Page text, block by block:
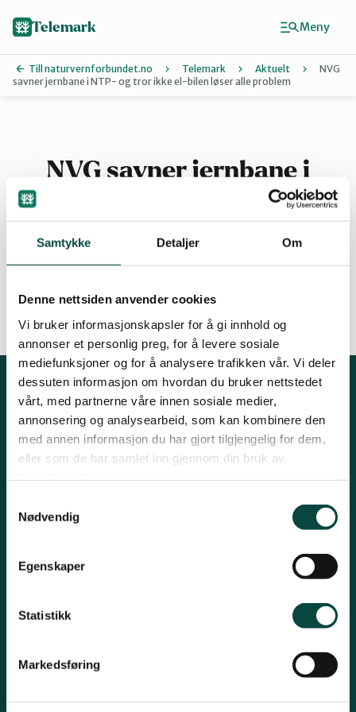
Samtykke Detaljer Om
Denne nettsiden anvender cookies
Vi bruker informasjonskapsler for å gi innhold og
annonser et personlig preg, for å levere sosiale
mediefunksjoner og for å analysere trafikken vår. Vi deler
dessuten informasjon om hvordan du bruker nettstedet
vårt, med partnerne våre innen sosiale medier,
annonsering og analysearbeid, som kan kombinere den
med annen informasjon du har gjort tilgjengelig for dem,
eller som de har samlet inn gjennom din bruk av
Nødvendig
Egenskaper
Statistikk
Markedsføring
Midt-Telemark
Øst-Telemark
Vest-Telemark
Telemark
Till naturvernforbundet.no Telemark Aktuelt
NVG
savner jernbane i NTP- og tror ikke el-bilen løser alle problem
NVG savner jernbane i
NTP- og tror ikke el-bilen
løser alle problem
By Anne Mjelva
04.05.2021 10:52
Kontakt fylkeslaget
Leder Helge Granlund Telefon: 905 48 858
telemark@naturvernforbundet.no
Konto# 26990708176
Årsmeldinger
Aktiviteter
Arealsaker